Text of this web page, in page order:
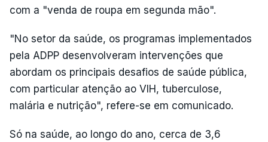
com a "venda de roupa em segunda mão".
"No setor da saúde, os programas implementados
pela ADPP desenvolveram intervenções que
abordam os principais desafios de saúde pública,
com particular atenção ao VIH, tuberculose,
malária e nutrição", refere-se em comunicado.
Só na saúde, ao longo do ano, cerca de 3,6